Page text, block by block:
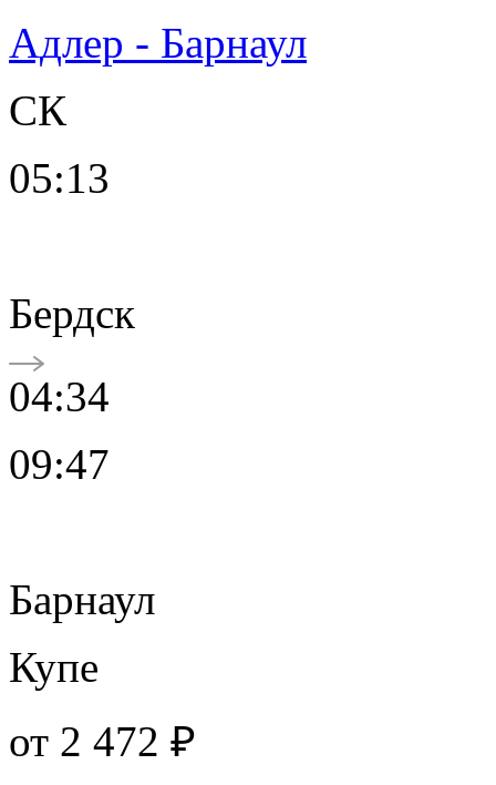
Адлер - Барнаул
СК
05:13
Бердск
04:34
09:47
Барнаул
Купе
от 2 472 ₽